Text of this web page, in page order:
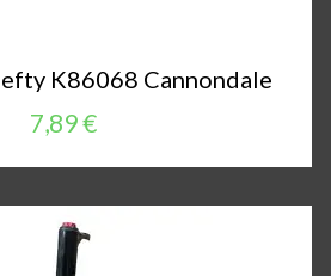
K86068 Cannondale
7,89 €